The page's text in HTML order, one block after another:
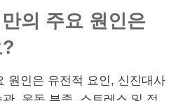
의 주요 원인은
원인은 유전적 요인, 신진대사